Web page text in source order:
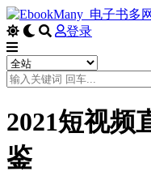
登录
2021短视频
鉴